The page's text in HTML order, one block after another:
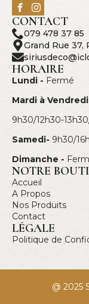
CONTACT
079 478 37 85
Grand Rue
HORAIRE
Lundi - Fermé
Mardi à Vendredi
9h30/12h30-
Samedi- 9h30/
Dimanche -
NOTRE
Accueil
A Propos
Nos Produits
Contact
LÉGALE
Politique de
@ 2025